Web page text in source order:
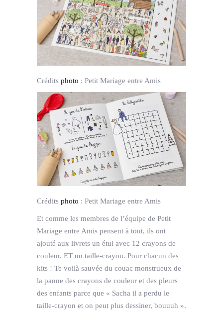
Crédits photo : Petit Mariage entre Amis
Crédits photo : Petit Mariage entre Amis
Et comme les membres de l’équipe de Petit
Mariage entre Amis pensent à tout, ils ont
ajouté aux livrets un étui avec 12 crayons de
couleur. ET un taille-crayon. Pour chacun des
kits ! Te voilà sauvée du couac monstrueux de
la panne des crayons de couleur et des pleurs
des enfants parce que « Sacha il a perdu le
taille-crayon et on peut plus dessiner, bouuuh ».